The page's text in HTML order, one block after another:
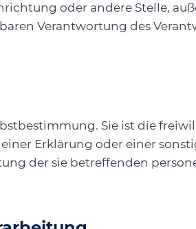
oder andere Stelle,
Verantwortung des
Sie ist die
Erklärung oder einer
der sie betreffenden